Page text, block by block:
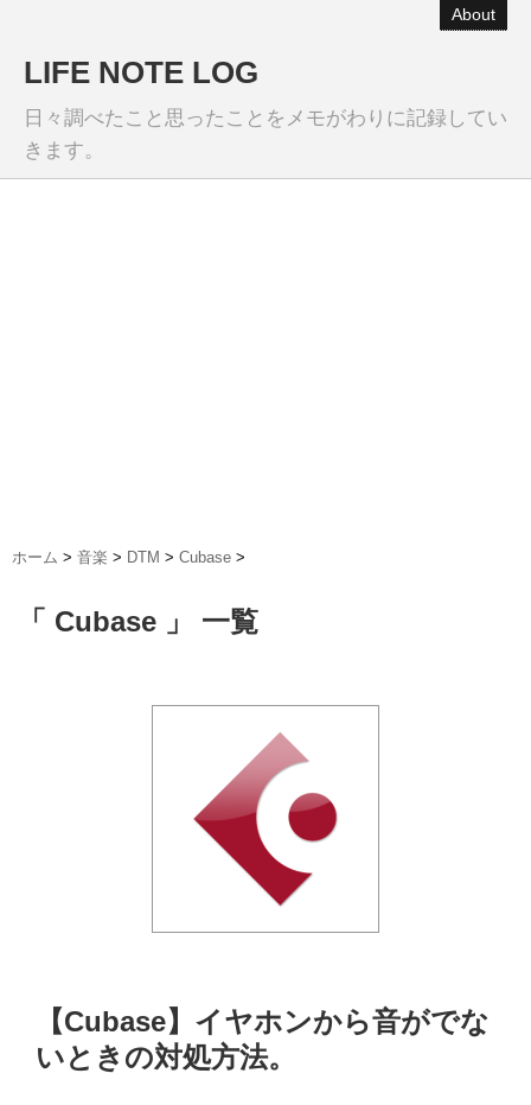
About
LIFE NOTE LOG
日々調べたこと思ったことをメモがわりに記録してい
きます。
ホーム > 音楽 > DTM > Cubase >
「 Cubase 」 一覧
【Cubase】イヤホンから音がでな
いときの対処方法。